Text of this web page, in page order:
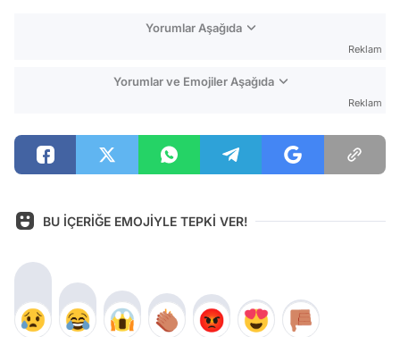
Yorumlar Aşağıda
Reklam
Yorumlar ve Emojiler Aşağıda
Reklam
BU İÇERİĞE EMOJİYLE TEPKİ VER!